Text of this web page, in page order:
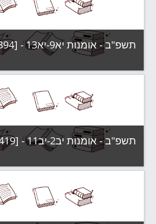
תשפ"ב - אומנות יא9-יא13 - [394]
תשפ"ב - קבוצות לימוד
תשפ"ב - אומנות יב2-יב11 - [419]
תשפ"ב - קבוצות לימוד